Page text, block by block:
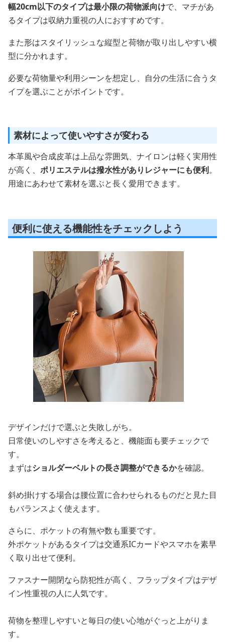
幅20cm以下のタイプは最小限の荷物派向けで、マチがあ
るタイプは収納力重視の人におすすめです。
また形はスタイリッシュな縦型と荷物が取り出しやすい横
型に分かれます。
必要な荷物量や利用シーンを想定し、自分の生活に合うタ
イプを選ぶことがポイントです。
素材によって使いやすさが変わる
本革風や合成皮革は上品な雰囲気、ナイロンは軽く実用性
が高く、 ポリエステルは撥水性がありレジャーにも便利。
用途にあわせて素材を選ぶと長く愛用できます。
便利に使える機能性をチェックしよう
デザインだけで選ぶと失敗しがち。
日常使いのしやすさを考えると、機能面も要チェックで
す。
まずはショルダーベルトの長さ調整ができるかを確認。
斜め掛けする場合は腰位置に合わせられるものだと見た目
もバランスよく使えます。
さらに、ポケットの有無や数も重要です。
外ポケットがあるタイプは交通系ICカードやスマホを素早
く取り出せて便利。
ファスナー開閉なら防犯性が高く、フラップタイプはデザ
イン性重視の人に人気です。
荷物を整理しやすいと毎日の使い心地がぐっと上がりま
す。